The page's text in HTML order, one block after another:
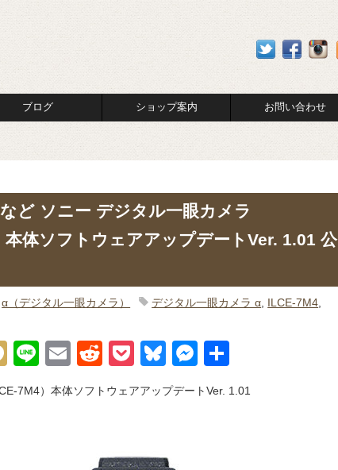
ブログ ショップ案内 お問い合わせ
ど ソニー デジタル一眼カメラ
体ソフトウェアアップデートVer. 1.01 公
,α（デジタル一眼カメラ） デジタル一眼カメラ α ILCE-7M4
M
Li
e
E
ail
R
e
d
t
P
ck
Bl
u
e
y
M
ss
7M4）本体ソフトウェアアップデートVer. 1.01